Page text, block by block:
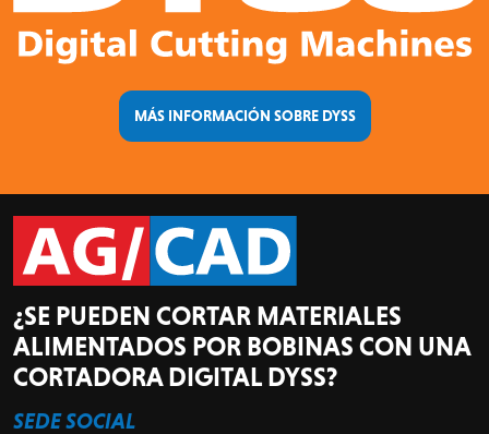
MÁS INFORMACIÓN SOBRE DYSS
¿SE PUEDEN CORTAR MATERIALES
ALIMENTADOS POR BOBINAS CON UNA
CORTADORA DIGITAL DYSS?
SEDE SOCIAL